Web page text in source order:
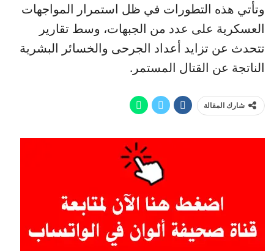
وتأتي هذه التطورات في ظل استمرار المواجهات
العسكرية على عدد من الجبهات، وسط تقارير
تتحدث عن تزايد أعداد الجرحى والخسائر البشرية
الناتجة عن القتال المستمر.
شارك المقالة